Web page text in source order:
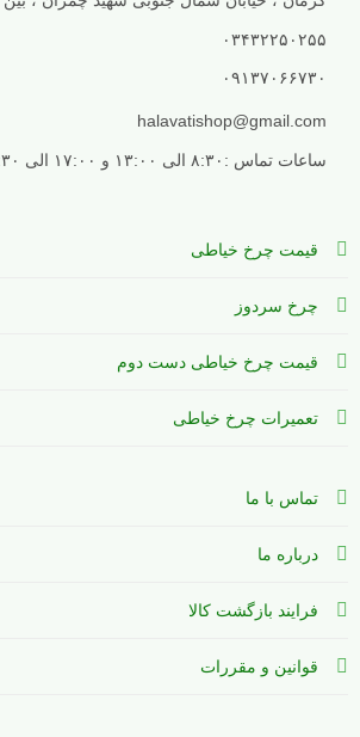
۰۳۴۳۲۲۵۰۲۵۵
۰۹۱۳۷۰۶۶۷۳۰
halavatishop@gmail.com
ساعات تماس :۸:۳۰ الی ۱۳:۰۰ و ۱۷:۰۰ الی ۲۰:۳۰
قیمت چرخ خیاطی
چرخ سردوز
قیمت چرخ خیاطی دست دوم
تعمیرات چرخ خیاطی
تماس با ما
درباره ما
فرایند بازگشت کالا
قوانین و مقررات